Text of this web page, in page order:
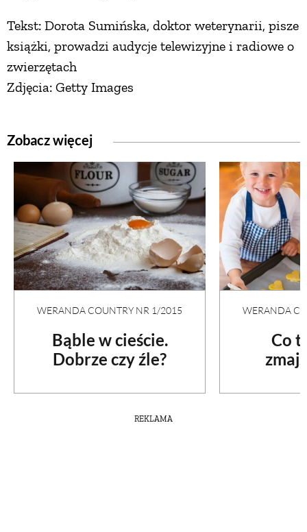
Tekst: Dorota Sumińska, doktor weterynarii, pisze
książki, prowadzi audycje telewizyjne i radiowe o
zwierzętach
Zdjęcia: Getty Images
Zobacz więcej
WERANDA COUNTRY NR 1/2015
Bąble w cieście.
Dobrze czy źle?
WERANDA
Co
REKLAMA